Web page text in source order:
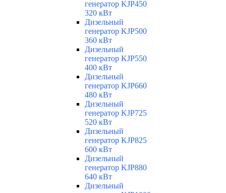
генератор KJP450
320 кВт
Дизельный
генератор KJP500
360 кВт
Дизельный
генератор KJP550
400 кВт
Дизельный
генератор KJP660
480 кВт
Дизельный
генератор KJP725
520 кВт
Дизельный
генератор KJP825
600 кВт
Дизельный
генератор KJP880
640 кВт
Дизельный